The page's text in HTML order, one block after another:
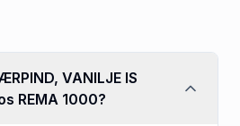
VANILJE IS
REMA 1000?